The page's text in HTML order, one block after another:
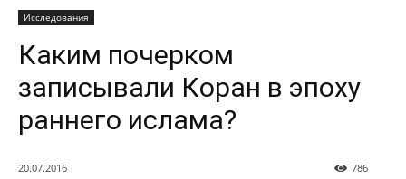
Исследования
Каким почерком
записывали Коран в эпоху
раннего ислама?
20.07.2016 786